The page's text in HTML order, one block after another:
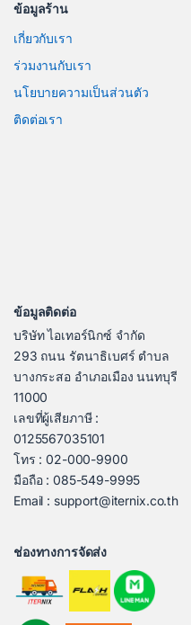
ข้อมูลร้าน
เกี่ยวกับเรา
ร่วมงานกับเรา
นโยบายความเป็นส่วนตัว
ติดต่อเรา
ข้อมูลติดต่อ
บริษัท ไอเทอร์นิกซ์ จำกัด
293 ถนน รัตนาธิเบศร์ ตำบล
บางกระสอ อำเภอเมือง นนทบุรี
11000
เลขที่ผู้เสียภาษี :
0125567035101
โทร : 02-000-9900
มือถือ : 085-549-9995
Email : support@iternix.co.th
ช่องทางการจัดส่ง